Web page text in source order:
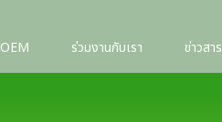
ร่วมงานกับเรา ข่าวสาร